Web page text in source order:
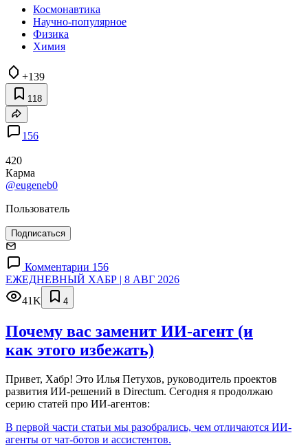
Космонавтика
Научно-популярное
Физика
Химия
+139
118
156
420
Карма
@eugeneb0
Пользователь
Подписаться
Комментарии 156
ЕЖЕДНЕВНЫЙ ХАБР | 8 АВГ 2026
41K
4
Почему вас заменит ИИ‑агент (и
как этого избежать)
Привет, Хабр! Это Илья Петухов, руководитель проектов
развития ИИ-решений в Directum. Сегодня я продолжаю
серию статей про ИИ-агентов:
В первой части статьи мы разобрались, чем отличаются ИИ-
агенты от чат-ботов и ассистентов.